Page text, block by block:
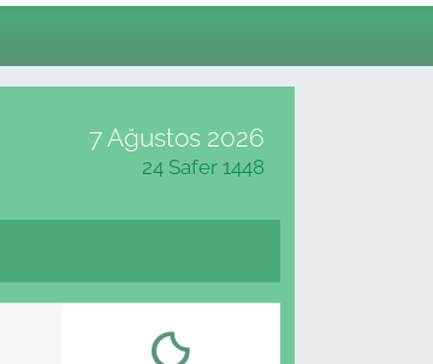
7 Ağustos 2026
24 Safer 1448